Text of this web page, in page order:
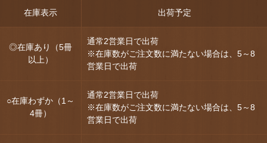
在庫表示 出荷予定
◎在庫あり（5冊
以上）
通常2営業日で出荷
※在庫数がご注文数に満たない場合は、5～8
営業日で出荷
○在庫わずか（1～
4冊）
通常2営業日で出荷
※在庫数がご注文数に満たない場合は、5～8
営業日で出荷